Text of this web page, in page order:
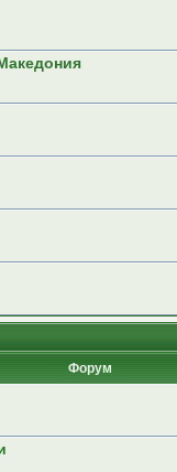
Форум